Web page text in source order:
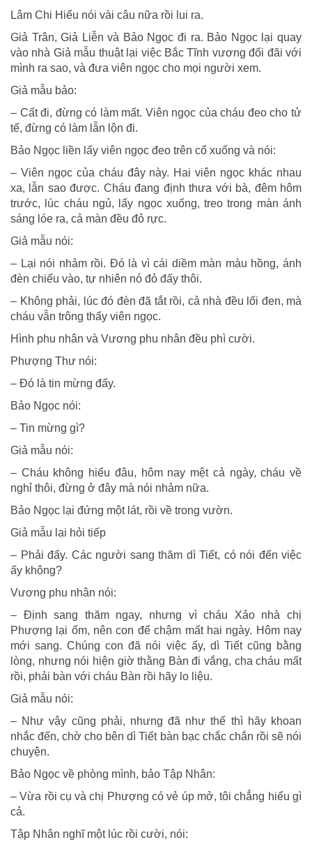
Lâm Chi Hiếu nói vài câu nữa rồi lui ra.
Giả Trân, Giả Liễn và Bảo Ngọc đi ra. Bảo Ngọc lại quay
vào nhà Giả mẫu thuật lại việc Bắc Tĩnh vương đối đãi với
mình ra sao, và đưa viên ngọc cho mọi người xem.
Giả mẫu bảo:
– Cất đi, đừng có làm mất. Viên ngọc của cháu đeo cho tử
tế, đừng có làm lẫn lộn đi.
Bảo Ngọc liền lấy viên ngọc đeo trên cổ xuống và nói:
– Viên ngọc của cháu đây này. Hai viên ngọc khác nhau
xa, lẫn sao được. Cháu đang định thưa với bà, đêm hôm
trước, lúc cháu ngủ, lấy ngọc xuống, treo trong màn ánh
sáng lóe ra, cả màn đều đỏ rực.
Giả mẫu nói:
– Lại nói nhảm rồi. Đó là vì cái diềm màn màu hồng, ánh
đèn chiếu vào, tự nhiên nó đỏ đấy thôi.
– Không phải, lúc đó đèn đã tắt rồi, cả nhà đều lối đen, mà
cháu vẫn trông thấy viên ngọc.
Hình phu nhân và Vương phu nhân đều phì cười.
Phượng Thư nói:
– Đó là tin mừng đấy.
Bảo Ngọc nói:
– Tin mừng gì?
Giả mẫu nói:
– Cháu không hiểu đâu, hôm nay mệt cả ngày, cháu về
nghỉ thôi, đừng ở đây mà nói nhảm nữa.
Bảo Ngọc lại đứng một lát, rồi về trong vườn.
Giả mẫu lại hỏi tiếp
– Phải đấy. Các người sang thăm dì Tiết, có nói đến việc
ấy không?
Vương phu nhân nói:
– Định sang thăm ngay, nhưng vì cháu Xảo nhà chị
Phượng lại ốm, nên con để chậm mất hai ngày. Hôm nay
mới sang. Chúng con đã nói việc ấy, dì Tiết cũng bằng
lòng, nhưng nói hiện giờ thằng Bàn đi vắng, cha cháu mất
rồi, phải bàn với cháu Bàn rồi hãy lo liệu.
Giả mẫu nói:
– Như vậy cũng phải, nhưng đã như thế thì hãy khoan
nhắc đến, chờ cho bên dì Tiết bàn bạc chắc chắn rồi sẽ nói
chuyện.
Bảo Ngọc về phòng mình, bảo Tập Nhân:
– Vừa rồi cụ và chị Phượng có vẻ úp mở, tôi chẳng hiểu gì
cả.
Tập Nhân nghĩ một lúc rồi cười, nói: